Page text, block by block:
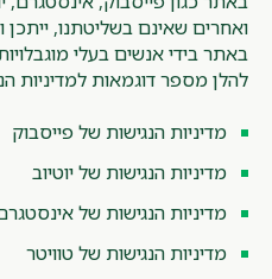
ואחרים שאינם בשליטתנו, ייתכן
באתר בידי אנשים בעלי מוגבלויות
להלן מספר דוגמאות למדיניות
מדיניות הנגישות של פייסבוק
מדיניות הנגישות של יוטיוב
מדיניות הנגישות של אינסטגרם
מדיניות הנגישות של טוויטר